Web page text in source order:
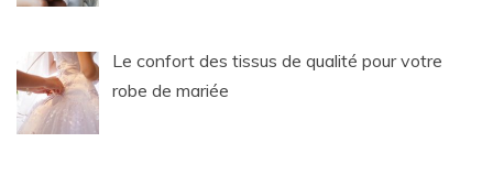
Le confort des tissus de qualité pour votre
robe de mariée